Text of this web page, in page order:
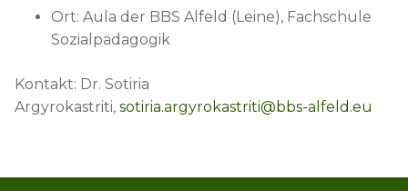
Ort: Aula der BBS Alfeld (Leine), Fachschule
Sozialpädagogik
Kontakt: Dr. Sotiria
Argyrokastriti, sotiria.argyrokastriti@bbs-alfeld.eu